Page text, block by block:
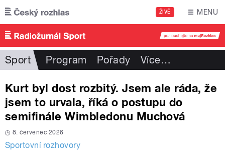
Přejít k hlavnímu obsahu
ŽIVĚ MENU
Sport Program Pořady Více…
Kurt byl dost rozbitý. Jsem ale ráda, že
jsem to urvala, říká o postupu do
semifinále Wimbledonu Muchová
8. červenec 2026
Sportovní rozhovory